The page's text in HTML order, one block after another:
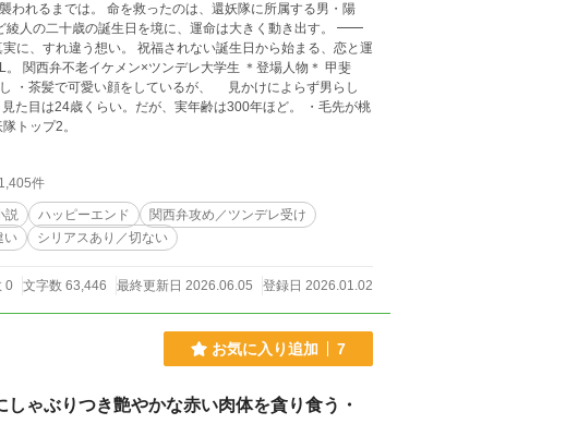
、還妖隊に所属する男・陽
の二十歳の誕生日を境に、運命は大きく動き出す。 ━━
斐
・茶髪で可愛い顔をしているが、 見かけによらず男らし
トップ2。
件
説 ハッピーエンド
関西弁攻め／ツンデレ受け
い シリアスあり／切ない
0 文字数 63,446 最終更新日 2026.06.05 登録日 2026.01.02
お気に入り追加 7
ゃぶりつき艶やかな赤い肉体を貪り食う・